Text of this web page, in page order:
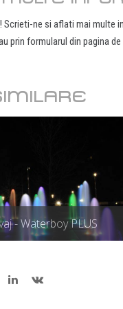
Scrieti-ne si aflati mai multe
prin formularul din pagina de
- Waterboy PLUS